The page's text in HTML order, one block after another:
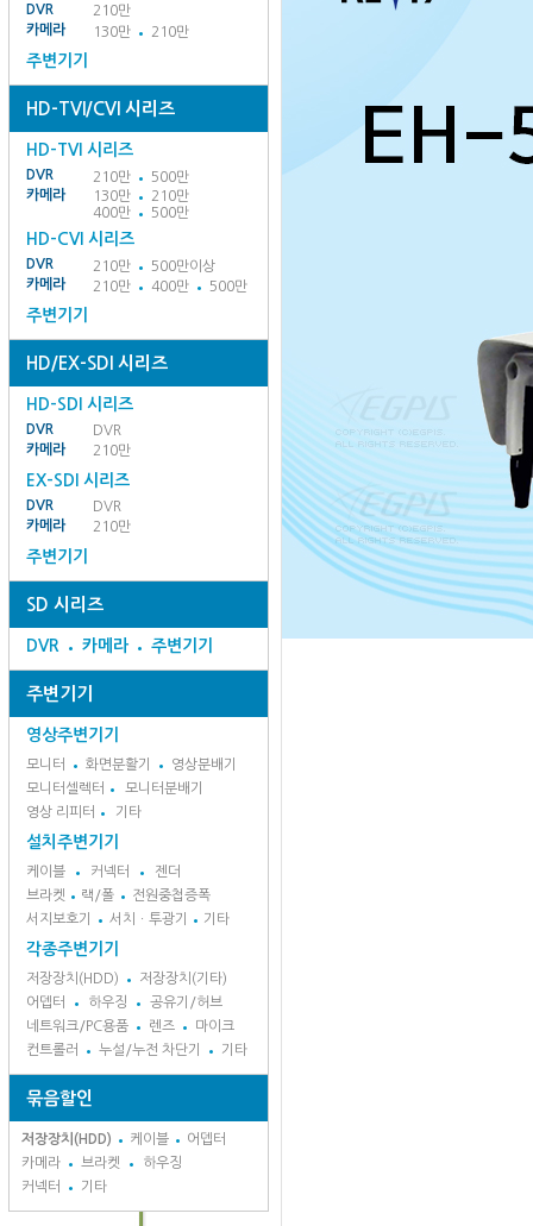
DVR
210만
카메라
130만 210만
주변기기
HD-TVI/CVI 시리즈
HD-TVI 시리즈
DVR 210만
500만
카메라
130만
210만
400만
500만
HD-CVI 시리즈
DVR 210만
500만이상
카메라
210만 400만 500만
주변기기
HD/EX-SDI 시리즈
HD-SDI 시리즈
DVR
DVR
카메라
210만
EX-SDI 시리즈
DVR
DVR
카메라
210만
주변기기
SD 시리즈
DVR 카메라 주변기기
주변기기
영상주변기기
모니터 화면분활기
영상분배기
모니터셀렉터
모니터분배기
영상 리피터
기타
설치주변기기
케이블 커넥터
젠더
브라켓
랙/폴
전원중첩증폭
서지보호기
서치ㆍ투광기 기타
각종주변기기
저장장치(HDD)
저장장치(기타)
어뎁터
하우징
공유기/허브
네트워크/PC용품
렌즈
마이크
컨트롤러
누설/누전 차단기 기타
묶음할인
저장장치(HDD) 케이블
어뎁터
카메라
브라켓
하우징
커넥터
기타